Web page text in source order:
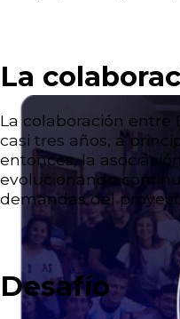
La
La colaboración entre
casi tres años, a
entonces, la
evolucionando
demandas del
Desafío